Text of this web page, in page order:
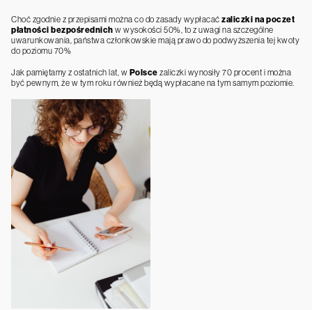
Choć zgodnie z przepisami można co do zasady wypłacać zaliczki na poczet
płatności bezpośrednich w wysokości 50%, to z uwagi na szczególne
uwarunkowania, państwa członkowskie mają prawo do podwyższenia tej kwoty
do poziomu 70%
Jak pamiętamy z ostatnich lat, w Polsce zaliczki wynosiły 70 procent i można
być pewnym, że w tym roku również będą wypłacane na tym samym poziomie.